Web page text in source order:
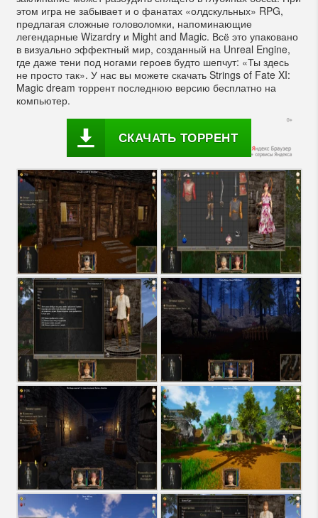
этом игра не забывает и о фанатах «олдскульных» RPG,
предлагая сложные головоломки, напоминающие
легендарные Wizardry и Might and Magic. Всё это упаковано
в визуально эффектный мир, созданный на Unreal Engine,
где даже тени под ногами героев будто шепчут: «Ты здесь
не просто так». У нас вы можете скачать Strings of Fate XI:
Magic dream торрент последнюю версию бесплатно на
компьютер.
СКАЧАТЬ ТОРРЕНТ